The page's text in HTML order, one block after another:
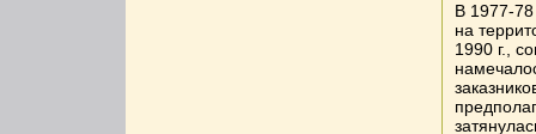
В 1977-
на
1990 г.,